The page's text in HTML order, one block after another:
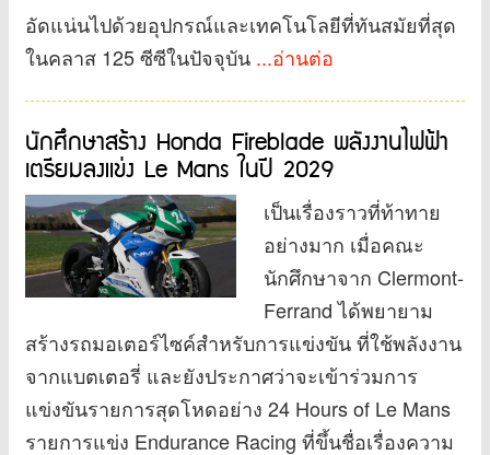
อัดแน่นไปด้วยอุปกรณ์และเทคโนโลยีที่ทันสมัยที่สุด
ในคลาส 125 ซีซีในปัจจุบัน ...อ่านต่อ
นักศึกษาสร้าง Honda Fireblade พลังงานไฟฟ้า
เตรียมลงแข่ง Le Mans ในปี 2029
เป็นเรื่องราวที่ท้าทาย
อย่างมาก เมื่อคณะ
นักศึกษาจาก Clermont-
Ferrand ได้พยายาม
สร้างรถมอเตอร์ไซค์สำหรับการแข่งขัน ที่ใช้พลังงาน
จากแบตเตอรี่ และยังประกาศว่าจะเข้าร่วมการ
แข่งขันรายการสุดโหดอย่าง 24 Hours of Le Mans
รายการแข่ง Endurance Racing ที่ขึ้นชื่อเรื่องความ